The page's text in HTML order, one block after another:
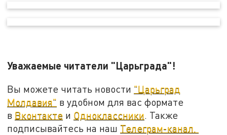
Уважаемые читатели "Царьграда"!
Вы можете читать новости "Царьград
Молдавия" в удобном для вас формате
в Вконтакте и Одноклассники . Также
подписывайтесь на наш Телеграм-канал.